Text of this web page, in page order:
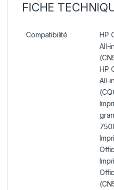
FICHE
Compatibilité
HP
All-
HP
All-